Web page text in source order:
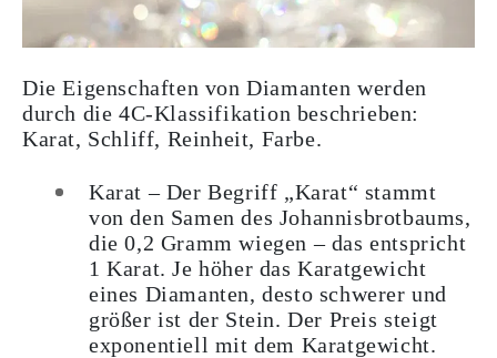
Die Eigenschaften von Diamanten werden
durch die 4C-Klassifikation beschrieben:
Karat, Schliff, Reinheit, Farbe.
Karat – Der Begriff „Karat“ stammt
von den Samen des Johannisbrotbaums,
die 0,2 Gramm wiegen – das entspricht
1 Karat. Je höher das Karatgewicht
eines Diamanten, desto schwerer und
größer ist der Stein. Der Preis steigt
exponentiell mit dem Karatgewicht.